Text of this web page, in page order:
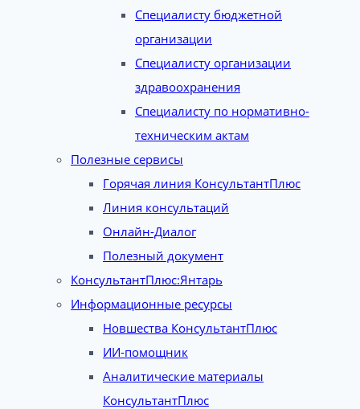
Специалисту бюджетной
организации
Специалисту организации
здравоохранения
Специалисту по нормативно-
техническим актам
Полезные сервисы
Горячая линия КонсультантПлюс
Линия консультаций
Онлайн-Диалог
Полезный документ
КонсультантПлюс:Янтарь
Информационные ресурсы
Новшества КонсультантПлюс
ИИ-помощник
Аналитические материалы
КонсультантПлюс